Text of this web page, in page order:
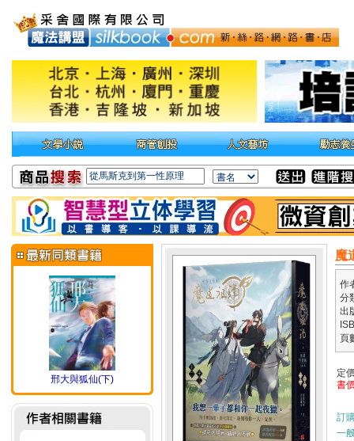
邢大與狐仙(下)
魔
作
分
出
頁
定
書
訂
一